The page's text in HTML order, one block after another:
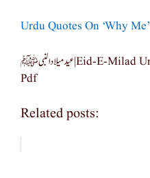
Urdu Quotes On ‘Why Me’
عید میلاد النبی ﷺ|eid-E-Milad Un Nabi(pbuh) 5 Urdu Speech
Pdf
Related posts: